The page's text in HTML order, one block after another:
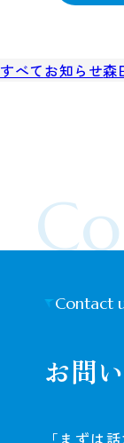
すべてお知らせ森
お問
Contact
「まずは